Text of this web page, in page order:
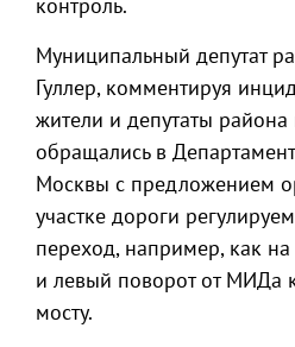
Муниципальный депутат
Гуллер, комментируя
жители и депутаты
обращались в
Москвы с предложением
участке дороги
переход, например, как
и левый поворот от МИДа
мосту.